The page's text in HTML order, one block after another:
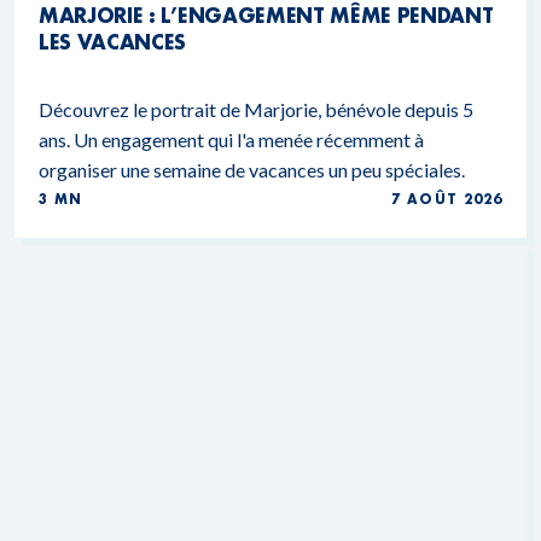
MARJORIE : L’ENGAGEMENT MÊME PENDANT
LES VACANCES
Découvrez le portrait de Marjorie, bénévole depuis 5
ans. Un engagement qui l'a menée récemment à
organiser une semaine de vacances un peu spéciales.
3 MN 7 AOÛT 2026